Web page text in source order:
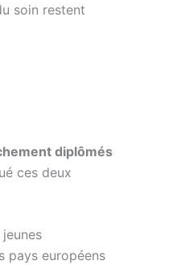
soin restent
diplômés
ces deux
pays européens